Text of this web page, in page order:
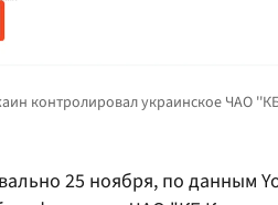
25 ноября, по данным